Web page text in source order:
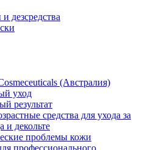
дезсредства
(Австралия)
уход
результат
средства для ухода за
и декольте
проблемы кожи
профессионального